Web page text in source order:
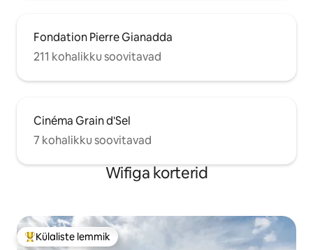
Fondation Pierre Gianadda
211 kohalikku soovitavad
Cinéma Grain d'Sel
7 kohalikku soovitavad
Wifiga korterid
Külaliste suur lemmik
Külaliste lemmik